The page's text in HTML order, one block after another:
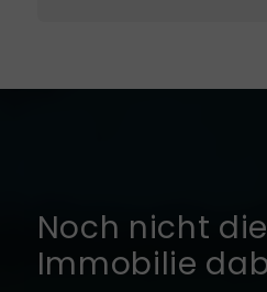
Noch nicht
Immobilie